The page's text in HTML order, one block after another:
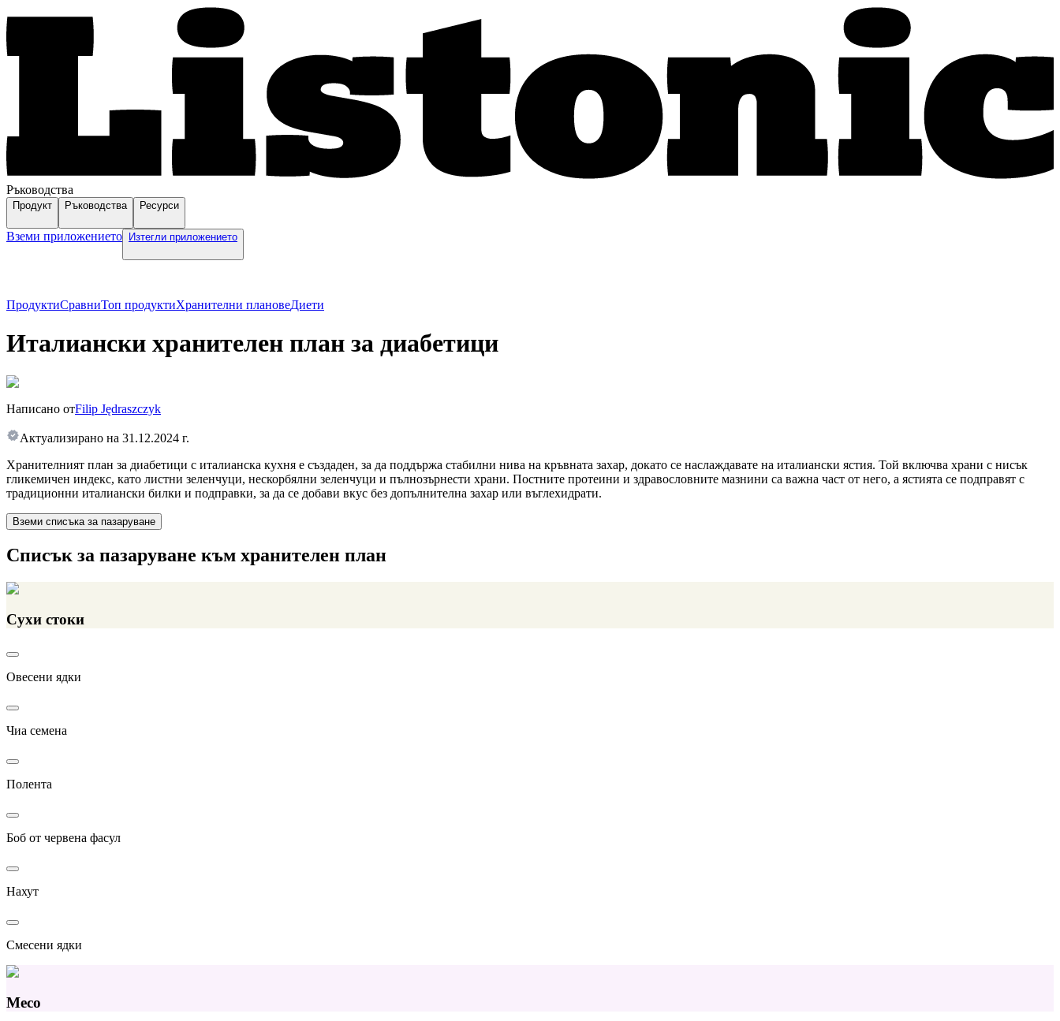
Ръководства
Продукт Ръководства Ресурси
Вземи приложението Изтегли приложението
ПродуктиСравниТоп продуктиХранителни плановеДиети
Италиански хранителен план за диабетици
Написано отFilip Jędraszczyk
Актуализирано на 31.12.2024 г.
Хранителният план за диабетици с италианска кухня е създаден, за да поддържа стабилни нива на кръвната захар, докато се наслаждавате на италиански ястия. Той включва храни с нисък
гликемичен индекс, като листни зеленчуци, нескорбялни зеленчуци и пълнозърнести храни. Постните протеини и здравословните мазнини са важна част от него, а ястията се подправят с
традиционни италиански билки и подправки, за да се добави вкус без допълнителна захар или въглехидрати.
Вземи списъка за пазаруване
Списък за пазаруване към хранителен план
Сухи стоки
Овесени ядки
Чиа семена
Полента
Боб от червена фасул
Нахут
Смесени ядки
Месо